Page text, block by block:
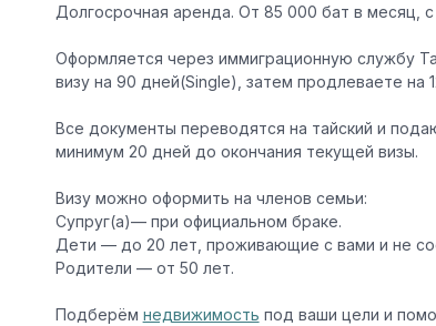
Долгосрочная аренда. От 85 000 бат в месяц,
Оформляется через иммиграционную службу
визу на 90 дней(Single), затем продлеваете на
Все документы переводятся на тайский и
минимум 20 дней до окончания текущей визы.
Визу можно оформить на членов семьи:
Супруг(а)— при официальном браке.
Дети — до 20 лет, проживающие с вами и не
Родители — от 50 лет.
Подберём недвижимость под ваши цели и